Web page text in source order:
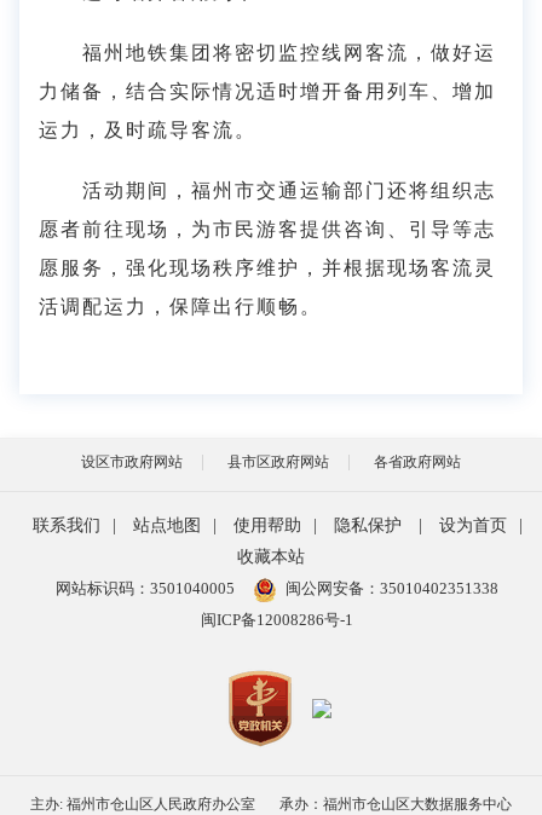
福州地铁集团将密切监控线网客流，做好运
力储备，结合实际情况适时增开备用列车、增加
运力，及时疏导客流。
活动期间，福州市交通运输部门还将组织志
愿者前往现场，为市民游客提供咨询、引导等志
愿服务，强化现场秩序维护，并根据现场客流灵
活调配运力，保障出行顺畅。
设区市政府网站 县市区政府网站 各省政府网站
联系我们 站点地图 使用帮助 隐私保护 设为首页
收藏本站
网站标识码：3501040005
闽公网安备：35010402351338
闽ICP备12008286号-1
主办: 福州市仓山区人民政府办公室 承办：福州市仓山区大数据服务中心